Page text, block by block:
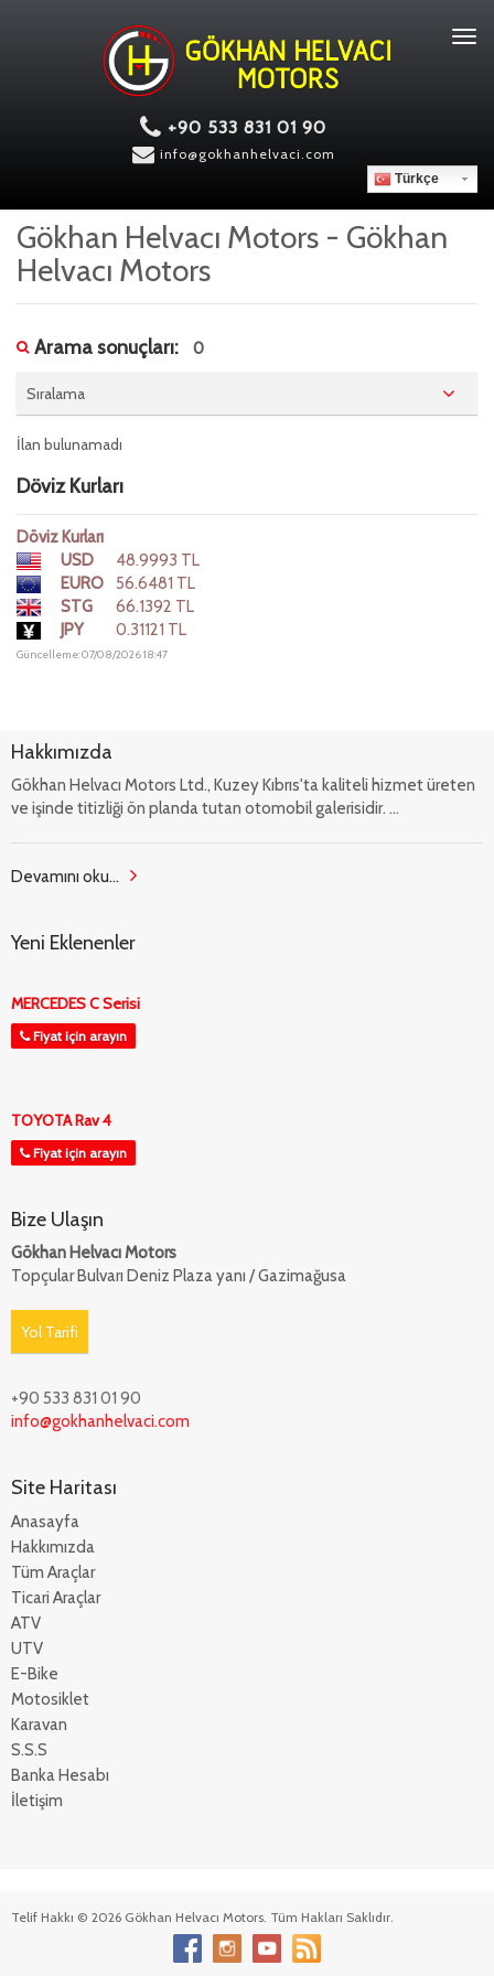
+90 533 831 01 90
info@gokhanhelvaci.com
Türkçe
Gökhan Helvacı Motors - Gökhan
Helvacı Motors
Arama sonuçları: 0
Sıralama
İlan bulunamadı
Döviz Kurları
Döviz Kurları
USD
48.9993 TL
EURO
56.6481 TL
STG
66.1392 TL
JPY
0.31121 TL
Güncelleme: 07/08/2026 18:47
Hakkımızda
Gökhan Helvacı Motors Ltd., Kuzey Kıbrıs'ta kaliteli hizmet üreten
ve işinde titizliği ön planda tutan otomobil galerisidir. ...
Devamını oku...
Yeni Eklenenler
MERCEDES C Serisi
Fiyat için arayın
TOYOTA Rav 4
Fiyat için arayın
Bize Ulaşın
Gökhan Helvacı Motors
Topçular Bulvarı Deniz Plaza yanı / Gazimağusa
Yol Tarifi
+90 533 831 01 90
info@gokhanhelvaci.com
Site Haritası
Anasayfa
Hakkımızda
Tüm Araçlar
Ticari Araçlar
ATV
UTV
E-Bike
Motosiklet
Karavan
S.S.S
Banka Hesabı
İletişim
Telif Hakkı © 2026 Gökhan Helvacı Motors. Tüm Hakları Saklıdır.